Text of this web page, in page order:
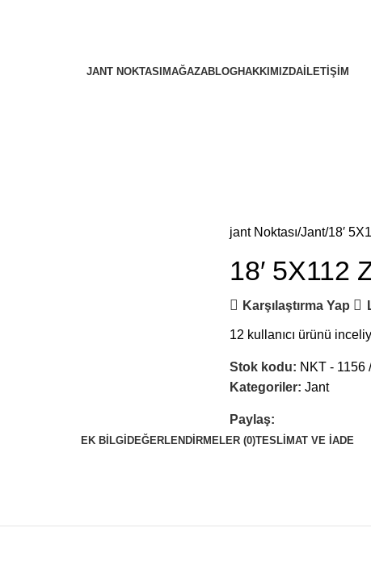
JANT NOKTASI MAĞAZABLOGHAKKIMIZDAİLETIŞIM
jant Noktası Jant 18′
18′ 5X112
Karşılaştırma Yap
12 kullanıcı ürünü
Stok kodu: NKT - 1156
Kategoriler: Jant
Paylaş:
EK BILGI DEĞERLENDIRMELER (0)TESLIMAT VE İADE